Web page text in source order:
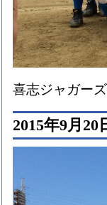
喜志ジャガー
2015年9月